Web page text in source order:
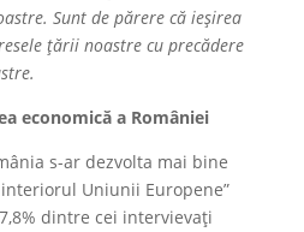
Sunt de părere că ieșirea
țării noastre cu precădere
economică a României
s-ar dezvolta mai bine
Uniunii Europene”
dintre cei intervievați